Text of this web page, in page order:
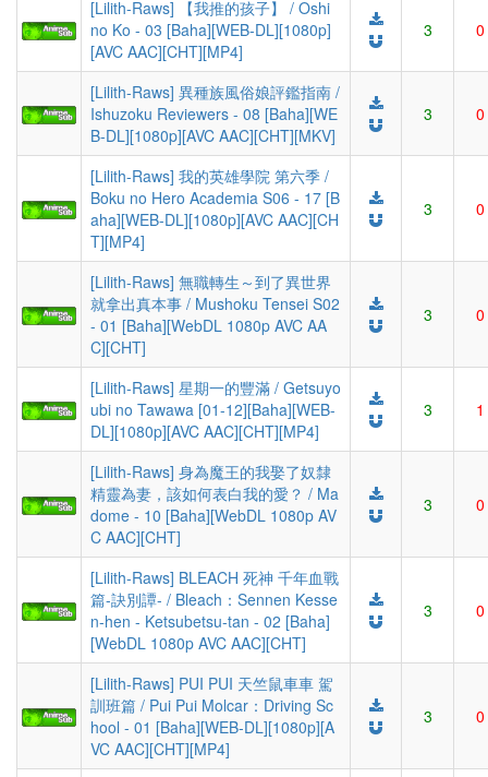
[Lilith-Raws] 【我推的孩子】 / Oshi
no Ko - 03 [Baha][WEB-DL][1080p]
[AVC AAC][CHT][MP4]
3 0
[Lilith-Raws] 異種族風俗娘評鑑指南 /
Ishuzoku Reviewers - 08 [Baha][WE
B-DL][1080p][AVC AAC][CHT][MKV]
3 0
[Lilith-Raws] 我的英雄學院 第六季 /
Boku no Hero Academia S06 - 17 [B
aha][WEB-DL][1080p][AVC AAC][CH
T][MP4]
3 0
[Lilith-Raws] 無職轉生～到了異世界
就拿出真本事 / Mushoku Tensei S02
- 01 [Baha][WebDL 1080p AVC AA
C][CHT]
3 0
[Lilith-Raws] 星期一的豐滿 / Getsuyo
ubi no Tawawa [01-12][Baha][WEB-
DL][1080p][AVC AAC][CHT][MP4]
3 1
[Lilith-Raws] 身為魔王的我娶了奴隸
精靈為妻，該如何表白我的愛？ / Ma
dome - 10 [Baha][WebDL 1080p AV
C AAC][CHT]
3 0
[Lilith-Raws] BLEACH 死神 千年血戰
篇-訣別譚- / Bleach：Sennen Kesse
n-hen - Ketsubetsu-tan - 02 [Baha]
[WebDL 1080p AVC AAC][CHT]
3 0
[Lilith-Raws] PUI PUI 天竺鼠車車 駕
訓班篇 / Pui Pui Molcar：Driving Sc
hool - 01 [Baha][WEB-DL][1080p][A
VC AAC][CHT][MP4]
3 0